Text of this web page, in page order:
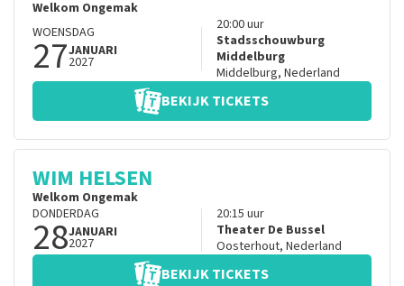
Welkom Ongemak
WOENSDAG
27JANUARI
2027
20:00uur
Stadsschouwburg
Middelburg
Middelburg, Nederland
BEKIJK TICKETS
WIM HELSEN
Welkom Ongemak
DONDERDAG
28JANUARI
2027
20:15 uur
Theater De Bussel
Oosterhout, Nederland
BEKIJK TICKETS